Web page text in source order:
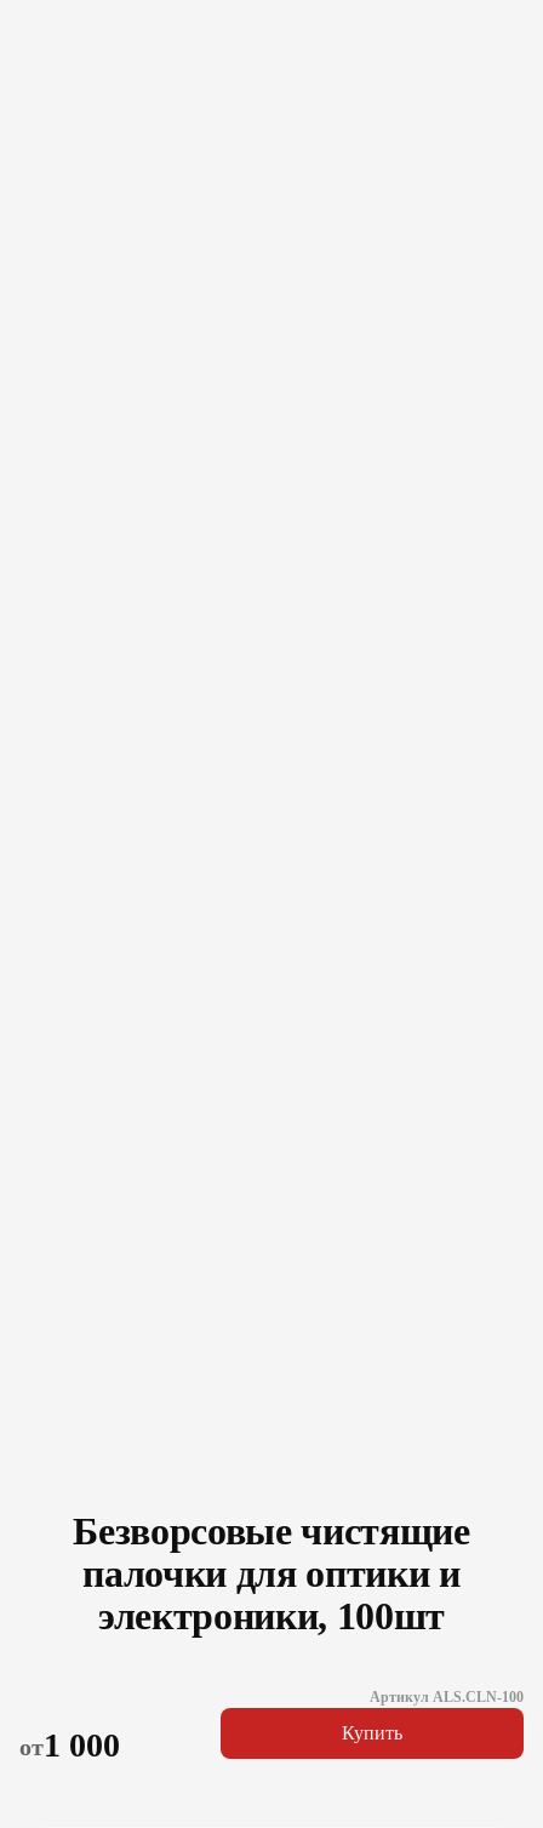
Безворсовые чистящие
палочки для оптики и
электроники, 100шт
Артикул ALS.CLN-100
от1 000 Купить